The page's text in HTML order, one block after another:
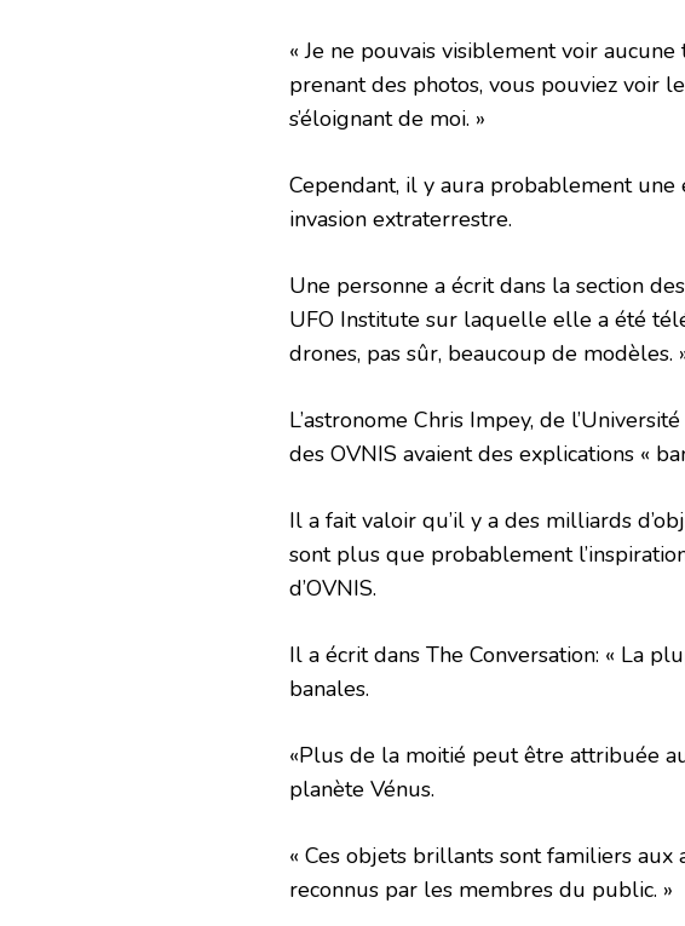
« Je ne pouvais visiblement voir
prenant des photos, vous pouviez voir
s’éloignant de moi. »
Cependant, il y aura probablement
invasion extraterrestre.
Une personne a écrit dans la section
UFO Institute sur laquelle elle a été
drones, pas sûr, beaucoup de modèles.
L’astronome Chris Impey, de
des OVNIS avaient des explications «
Il a fait valoir qu’il y a des milliards
sont plus que probablement
d’OVNIS.
Il a écrit dans The Conversation: « La
banales.
«Plus de la moitié peut être attribuée
planète Vénus.
« Ces objets brillants sont familiers aux
reconnus par les membres du public. »